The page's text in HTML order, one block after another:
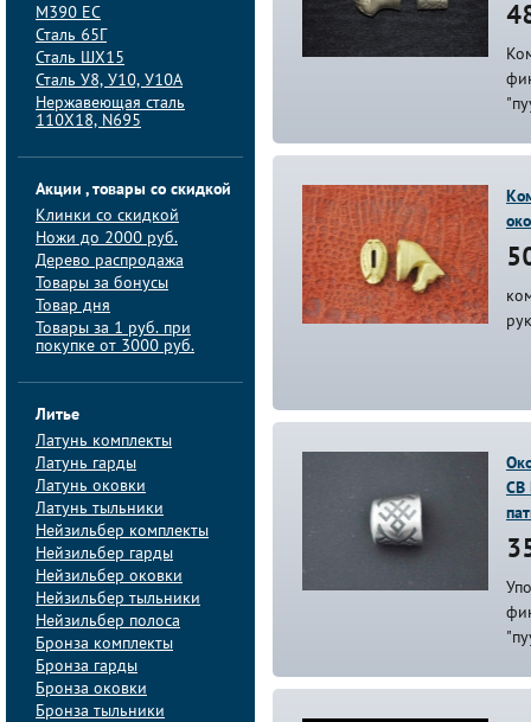
M390 ЕС
Сталь 65Г
Сталь ШХ15
Сталь У8, У10, У10А
Нержавеющая сталь
110Х18, N695
Акции , товары со скидкой
Клинки со скидкой
Ножи до 2000 руб.
Дерево распродажа
Товары за бонусы
Товар дня
Товары за 1 руб. при
покупке от 3000 руб.
Литье
Латунь комплекты
Латунь гарды
Латунь оковки
Латунь тыльники
Нейзильбер комплекты
Нейзильбер гарды
Нейзильбер оковки
Нейзильбер тыльники
Нейзильбер полоса
Бронза комплекты
Бронза гарды
Бронза оковки
Бронза тыльники
СВ